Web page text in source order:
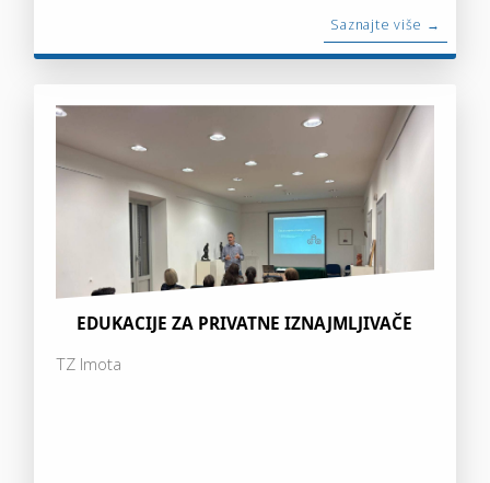
Saznajte više →
EDUKACIJE ZA PRIVATNE IZNAJMLJIVAČE
TZ Imota